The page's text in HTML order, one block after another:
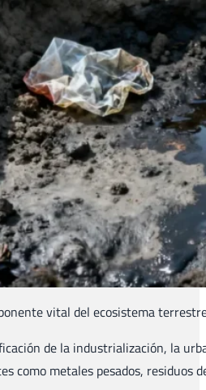
vital del ecosistema
de la industrialización, la
como metales pesados, residuos